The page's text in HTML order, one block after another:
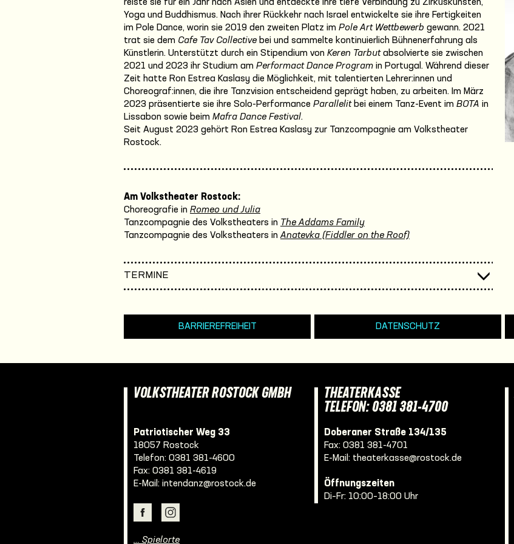
reiste sie für ein Jahr nach Asien und entdeckte ihre tiefe Verbindung zu Zirkuskünsten,
Yoga und Buddhismus. Nach ihrer Rückkehr nach Israel entwickelte sie ihre Fertigkeiten
im Pole Dance, worin sie 2019 den zweiten Platz im Pole Art Wettbewerb gewann. 2021
trat sie dem Cafe Tav Collective bei und sammelte kontinuierlich Bühnenerfahrung als
Künstlerin. Unterstützt durch ein Stipendium von Keren Tarbutabsolvierte sie zwischen
2021 und 2023 ihr Studium am Performact Dance Program in Portugal. Während dieser
Zeit hatte Ron Estrea Kaslasy die Möglichkeit, mit talentierten Lehrer:innen und
Choreograf:innen, die ihre Tanzvision entscheidend geprägt haben, zu arbeiten. Im März
2023 präsentierte sie ihre Solo-Performance Parallelitbei einem Tanz-Event im BOTA in
Lissabon sowie beim Mafra Dance Festival.
Seit August 2023 gehört Ron Estrea Kaslasy zur Tanzcompagnie am Volkstheater
Rostock.
Am Volkstheater Rostock:
Choreografie in Romeo und Julia
Tanzcompagnie des Volkstheaters in The Addams Family
Tanzcompagnie des Volkstheaters in Anatevka (Fiddler on the Roof)
TERMINE
BARRIEREFREIHEIT DATENSCHUTZ
VOLKSTHEATER ROSTOCK GMBH
Patriotischer Weg 33
18057 Rostock
Telefon: 0381 381-4600
Fax: 0381 381-4619
E-Mail: intendanz@rostock.de
… Spielorte
THEATERKASSE
TELEFON: 0381 381-4700
Doberaner Straße 134/135
Fax: 0381 381-4701
E-Mail: theaterkasse@rostock.de
Öffnungszeiten
Di–Fr: 10:00–18:00 Uhr